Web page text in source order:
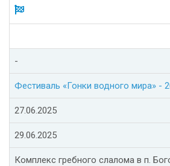
-
Фестиваль «Гонки водного мира» -
27.06.2025
29.06.2025
Комплекс гребного слалома в п.